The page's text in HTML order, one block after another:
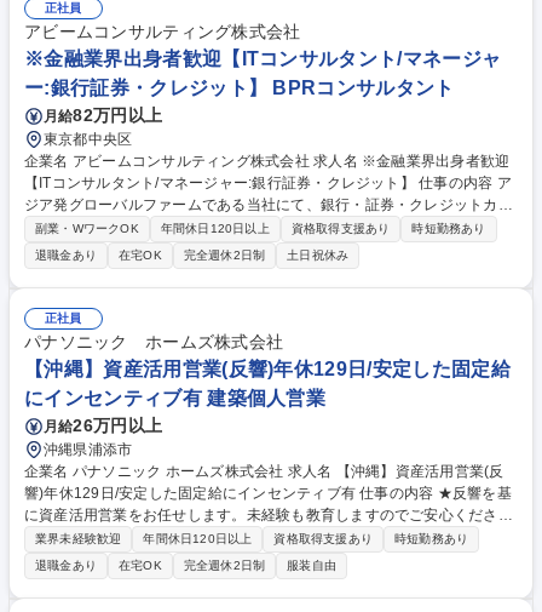
正社員
アビームコンサルティング株式会社
※金融業界出身者歓迎【ITコンサルタント/マネージャ
ー:銀行証券・クレジット】 BPRコンサルタント
月給82万円以上
東京都中央区
企業名 アビームコンサルティング株式会社 求人名 ※金融業界出身者歓迎
【ITコンサルタント/マネージャー:銀行証券・クレジット】 仕事の内容 ア
ジア発グローバルファームである当社にて、銀行・証券・クレジットカー
ド・ペイメントサービスなどの金融業界に対して、国内外でのDX推進や
業務改革、IT・システム導入支援を含む各種コンサルティング案件に従
事。プロジェクトマネジメントもお任せ。 ■業務・IT…ITグランドデザイ
ン策定、業務プロセス改革・組織改革、コンタクトセンター立ち上げ・統
合・効率化支援、RFP策定・ソリューション選定（SaaS、AI等）など ■
会計・リスク管理…決算早期化などの経理・決算業務のプロセス改善、財
務会計・クロスボーダー連結会計の高度化企画並びにシステムの導入、収
益管理、原価管理、リスク管理など管理会計・経営管理高度化 など 募集
職種 ※金融業界出身者歓迎【ITコンサルタント/マネージャー:銀行証券・
クレジット】
副業・WワークOK 年間休日120日以上 資格取得支援あり
時短勤務あり
退職金あり
在宅OK 完全週休2日制 土日祝休み
正社員
パナソニック ホームズ株式会社
【沖縄】資産活用営業(反響)年休129日/安定した固定給
にインセンティブ有 建築個人営業
月給26万円以上
沖縄県浦添市
企業名 パナソニック ホームズ株式会社 求人名 【沖縄】資産活用営業(反
響)年休129日/安定した固定給にインセンティブ有 仕事の内容 ★反響を基
に資産活用営業をお任せします。未経験も教育しますのでご安心くださ
い。将来的には、ご志向性なども鑑みてマネジメント業務や、人事などの
管理部門や都市開発部門など多様なキャリアパスがあります！ 【具体的に
は】土地を保有されているお客様（個人／法人）に対する土地活用の提案
営業を担当していただきます。提携法人（銀行、税理士、JA等）からの紹
業界未経験歓迎 年間休日120日以上 資格取得支援あり
時短勤務あり
退職金あり
在宅OK 完全週休2日制 服装自由